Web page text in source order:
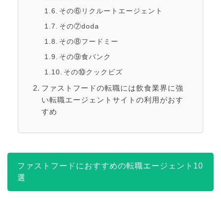
その⑥リクルートエージェント
その⑦doda
その⑧フードミー
その⑨食バンク
その⑩クックビズ
ファストフードの転職には飲食業界に強
い転職エージェントサイトの利用がおす
すめ
ファストフードにおすすめの転職エージェント10
選